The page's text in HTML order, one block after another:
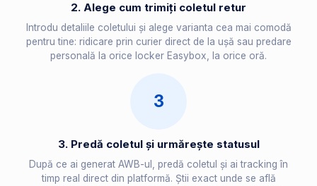
2. Alege cum trimiți coletul retur
Introdu detaliile coletului și alege varianta cea mai comodă
pentru tine: ridicare prin curier direct de la ușă sau predare
personală la orice locker Easybox, la orice oră.
3
3. Predă coletul și urmărește statusul
După ce ai generat AWB-ul, predă coletul și ai tracking în
timp real direct din platformă. Știi exact unde se află